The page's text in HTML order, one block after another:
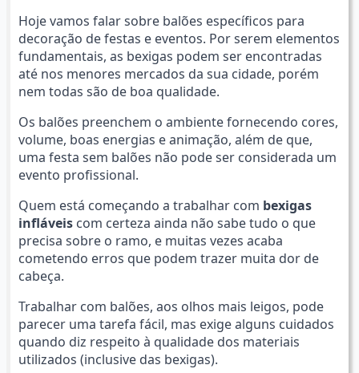
Hoje vamos falar sobre balões específicos para
decoração de festas e eventos. Por serem elementos
fundamentais, as bexigas podem ser encontradas
até nos menores mercados da sua cidade, porém
nem todas são de boa qualidade.
Os balões preenchem o ambiente fornecendo cores,
volume, boas energias e animação, além de que,
uma festa sem balões não pode ser considerada um
evento profissional.
Quem está começando a trabalhar com bexigas
infláveis com certeza ainda não sabe tudo o que
precisa sobre o ramo, e muitas vezes acaba
cometendo erros que podem trazer muita dor de
cabeça.
Trabalhar com balões, aos olhos mais leigos, pode
parecer uma tarefa fácil, mas exige alguns cuidados
quando diz respeito à qualidade dos materiais
utilizados (inclusive das bexigas).